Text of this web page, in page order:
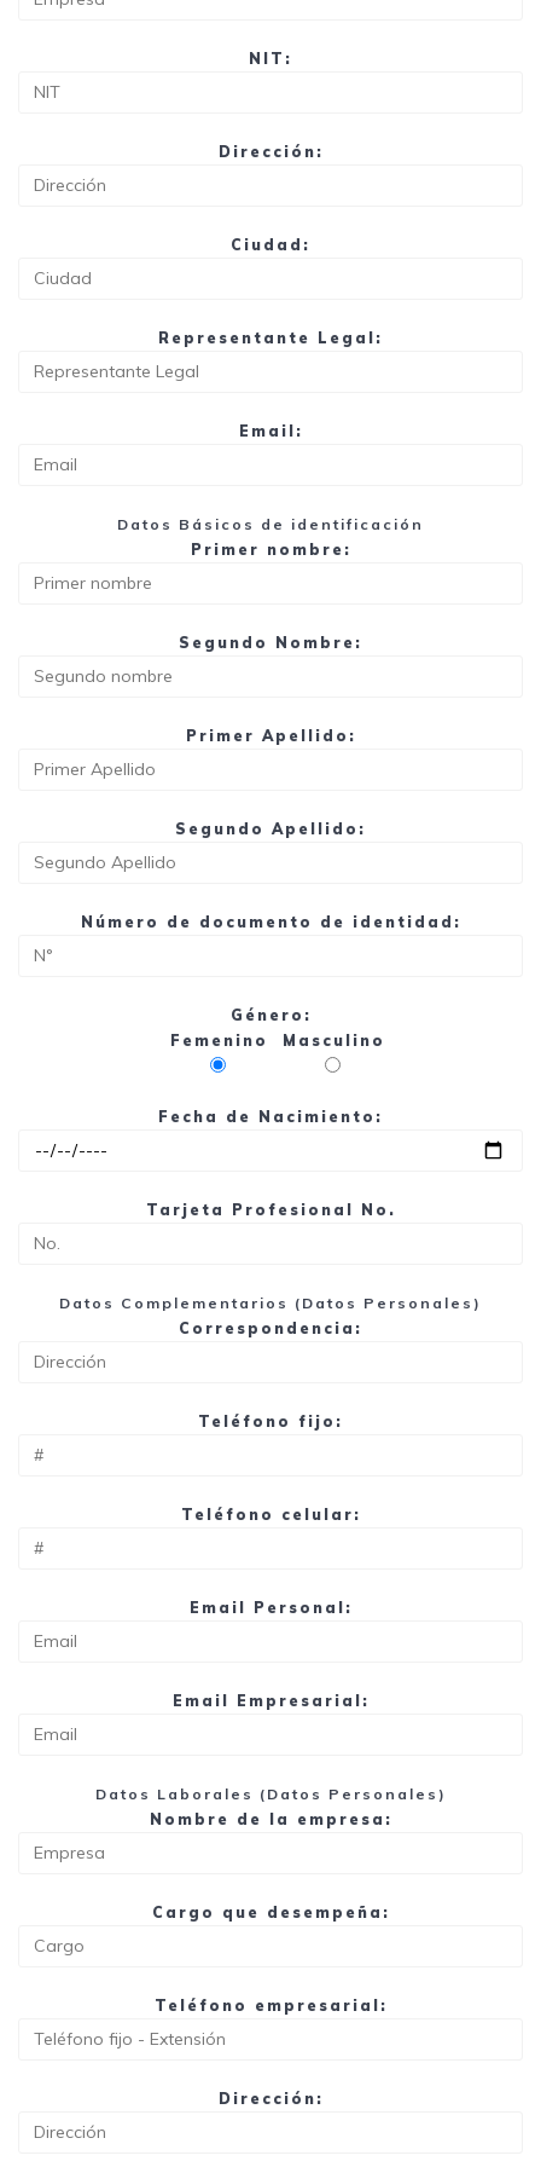
NIT:
Dirección:
Ciudad:
Representante Legal:
Email:
Datos Básicos de identificación
Primer nombre:
Segundo Nombre:
Primer Apellido:
Segundo Apellido:
Número de documento de identidad:
Género:
Femenino
Masculino
Fecha de Nacimiento:
Tarjeta Profesional No.
Datos Complementarios (Datos Personales)
Correspondencia:
Teléfono fijo:
Teléfono celular:
Email Personal:
Email Empresarial:
Datos Laborales (Datos Personales)
Nombre de la empresa:
Cargo que desempeña:
Teléfono empresarial:
Dirección: